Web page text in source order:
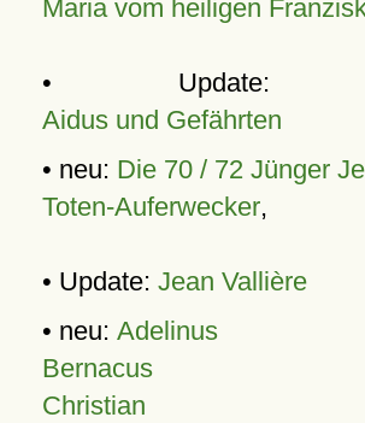
Maria vom heiligen
•
Aidus und Gefährten
• neu: Die 70 / 72 Jünger
Toten-Auferwecker,
• Update: Jean Vallière
• neu: Adelinus
Bernacus
Christian